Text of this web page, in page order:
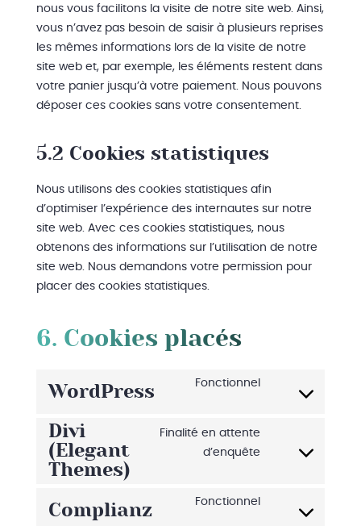
nous vous facilitons la visite de notre site web. Ainsi,
vous n’avez pas besoin de saisir à plusieurs reprises
les mêmes informations lors de la visite de notre
site web et, par exemple, les éléments restent dans
votre panier jusqu’à votre paiement. Nous pouvons
déposer ces cookies sans votre consentement.
5.2 Cookies statistiques
Nous utilisons des cookies statistiques afin
d’optimiser l’expérience des internautes sur notre
site web. Avec ces cookies statistiques, nous
obtenons des informations sur l’utilisation de notre
site web. Nous demandons votre permission pour
placer des cookies statistiques.
6. Cookies placés
WordPress
Fonctionnel
Consent
wordpress
Divi
(Elegant
Themes)
Finalité en attente
d’enquête
Consent
Complianz
Fonctionnel
Consent